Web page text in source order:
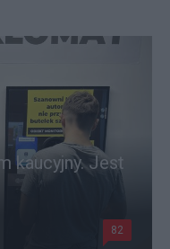
kaucyjny. Jest
82